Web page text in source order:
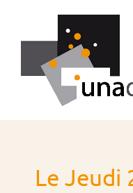
contenu
Le Jeudi